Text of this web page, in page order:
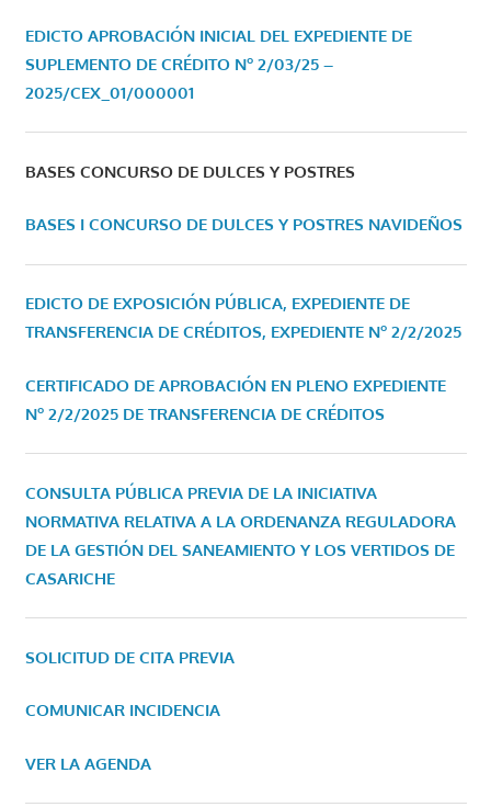
EDICTO APROBACIÓN INICIAL DEL EXPEDIENTE DE
SUPLEMENTO DE CRÉDITO Nº 2/03/25 –
2025/CEX_01/000001
BASES CONCURSO DE DULCES Y POSTRES
BASES I CONCURSO DE DULCES Y POSTRES NAVIDEÑOS
EDICTO DE EXPOSICIÓN PÚBLICA, EXPEDIENTE DE
TRANSFERENCIA DE CRÉDITOS, EXPEDIENTE Nº 2/2/2025
CERTIFICADO DE APROBACIÓN EN PLENO EXPEDIENTE
Nº 2/2/2025 DE TRANSFERENCIA DE CRÉDITOS
CONSULTA PÚBLICA PREVIA DE LA INICIATIVA
NORMATIVA RELATIVA A LA ORDENANZA REGULADORA
DE LA GESTIÓN DEL SANEAMIENTO Y LOS VERTIDOS DE
CASARICHE
SOLICITUD DE CITA PREVIA
COMUNICAR INCIDENCIA
VER LA AGENDA